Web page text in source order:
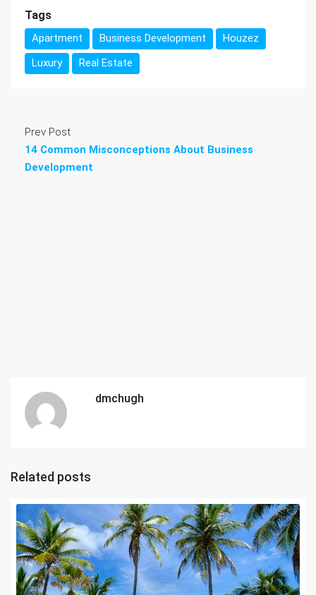
Tags
Apartment Business Development
Houzez
Luxury
Real Estate
Prev Post
14 Common Misconceptions About Business
Development
dmchugh
Related posts